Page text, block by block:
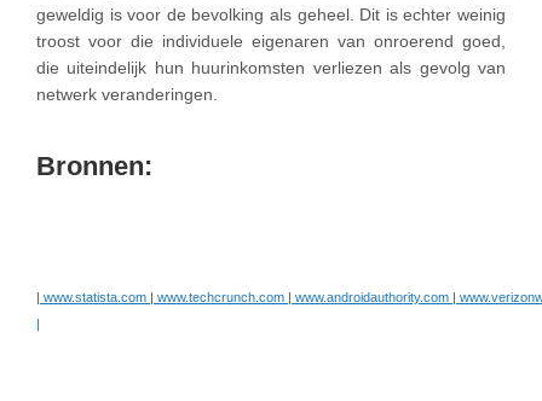
geweldig is voor de bevolking als geheel. Dit is echter weinig
troost voor die individuele eigenaren van onroerend goed,
die uiteindelijk hun huurinkomsten verliezen als gevolg van
netwerk veranderingen.
Bronnen:
| www.statista.com | www.techcrunch.com | www.androidauthority.com |
|